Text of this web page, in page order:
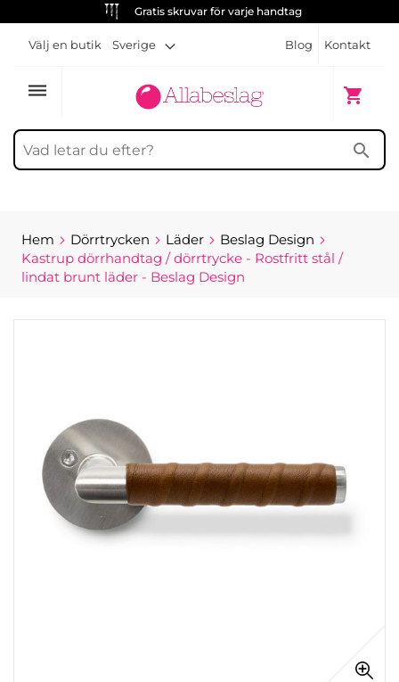
Gratis skruvar för varje handtag
Blog Kontakt
Välj en butik Sverige
dehaze shopping_cart
Min
search
Hem Dörrtrycken Läder
Beslag Design
Kastrup dörrhandtag / dörrtrycke - Rostfritt stål /
lindat brunt läder - Beslag Design